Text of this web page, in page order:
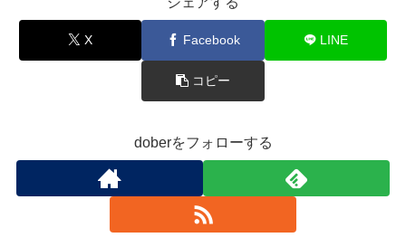
X Facebook LINE
コピー
doberをフォローする